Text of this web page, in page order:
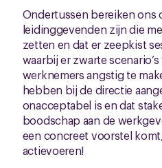
Ondertussen bereiken ons
leidinggevenden zijn die
zetten en dat er zeepkist
waarbij er zwarte
werknemers angstig te
hebben bij de directie
onacceptabel is en dat
boodschap aan de
een concreet voorstel
actievoeren!